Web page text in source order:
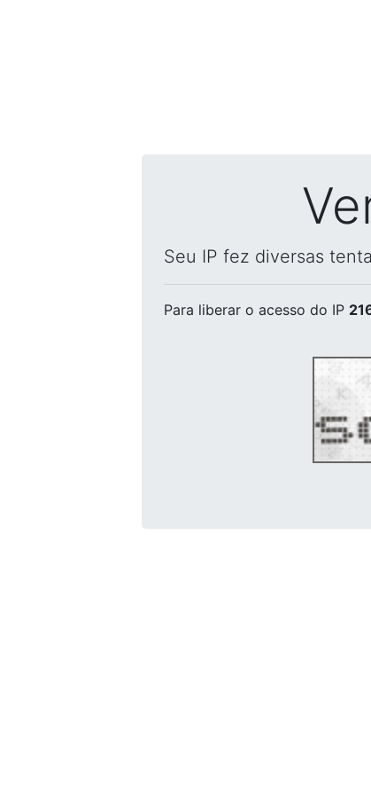
Seu IP fez diversas
Para liberar o acesso do IP